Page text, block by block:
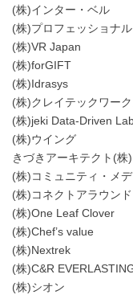
(株)インター・ベル
(株)プロフェッショナ
(株)VR Japan
(株)forGIFT
(株)Idrasys
(株)クレイテックワーク
(株)jeki Data-Driven
(株)ウイング
きづきアーキテクト(株)
(株)コミュニティ・メ
(株)コネクトアラウンド
(株)One Leaf Clover
(株)Chef’s value
(株)Nextrek
(株)C&R
(株)シオン